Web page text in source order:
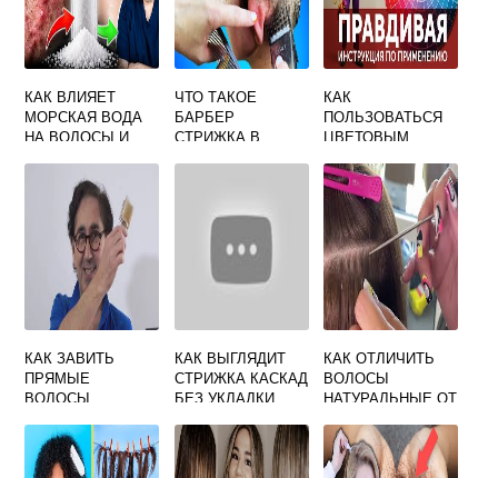
КАК ВЛИЯЕТ
МОРСКАЯ ВОДА
НА ВОЛОСЫ И
ЧТО ТАКОЕ
БАРБЕР
СТРИЖКА В
КАК
ПОЛЬЗОВАТЬСЯ
ЦВЕТОВЫМ
ОКРАШИВАНИИ
ВОЛОС
КАК ЗАВИТЬ
ПРЯМЫЕ
ВОЛОСЫ
КАК ВЫГЛЯДИТ
СТРИЖКА КАСКАД
БЕЗ УКЛАДКИ
КАК ОТЛИЧИТЬ
ВОЛОСЫ
НАТУРАЛЬНЫЕ ОТ
ДЛЯ
НАРАЩИВАНИЯ